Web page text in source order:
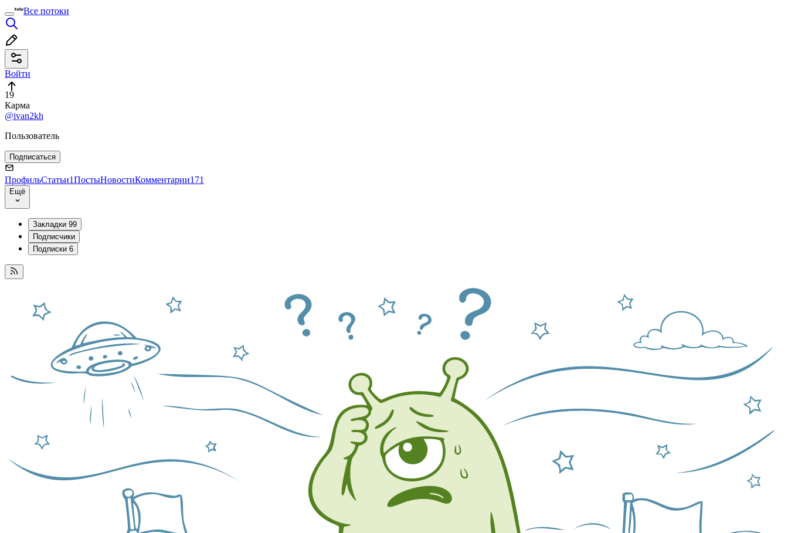
Все потоки
Войти
19
Карма
@ivan2kh
Пользователь
Подписаться
ПрофильСтатьи1ПостыНовостиКомментарии171
Ещё
Закладки 99
Подписчики
Подписки 6